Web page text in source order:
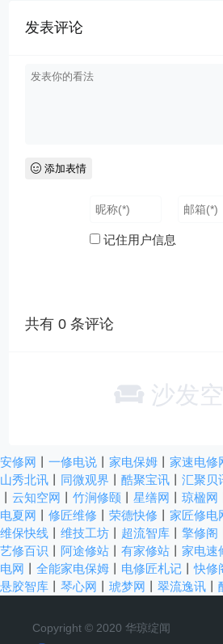
发表评论
添加表情
记住用户信息
共有0 条评论
沙发
安修网 一修电说 家电保姆 家速电修
山秀北讯
同微观界 酷聚宝讯 汇聚贝
云知空网 竹涧修颐 星缮网 琼楹网
电夏网
修匠维修 荣德快修 家匠修电
维保快线
维技工坊 超流智库 擎修阁
艺修百识
阿途修站 有家修站 家电速
电网
全能家电保姆 电修匠札记 丨快修
悬胶智库
琴心网 琥梦网 翠流逸讯
Copyright © 2020 华琼绽闻